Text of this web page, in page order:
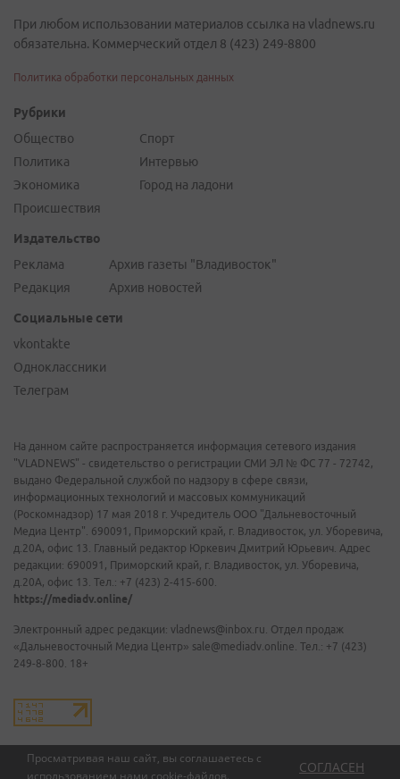
Просматривая наш сайт, вы соглашаетесь с
использованием нами cookie-файлов
СОГЛАСЕН
При любом использовании материалов ссылка на vladnews.ru
обязательна. Коммерческий отдел 8 (423) 249-8800
Политика обработки персональных данных
Рубрики
Общество
Политика
Экономика
Происшествия
Спорт
Интервью
Город на ладони
Издательство
Реклама
Редакция
Архив газеты "Владивосток"
Архив новостей
Социальные сети
vkontakte
Одноклассники
Телеграм
На данном сайте распространяется информация сетевого издания
"VLADNEWS" - свидетельство о регистрации СМИ ЭЛ № ФС 77 - 72742,
выдано Федеральной службой по надзору в сфере связи,
информационных технологий и массовых коммуникаций
(Роскомнадзор) 17 мая 2018 г. Учредитель ООО "Дальневосточный
Медиа Центр". 690091, Приморский край, г. Владивосток, ул. Уборевича,
д.20А, офис 13. Главный редактор Юркевич Дмитрий Юрьевич. Адрес
редакции: 690091, Приморский край, г. Владивосток, ул. Уборевича,
д.20А, офис 13. Тел.: +7 (423) 2-415-600.
https://mediadv.online/
Электронный адрес редакции: vladnews@inbox.ru. Отдел продаж
«Дальневосточный Медиа Центр» sale@mediadv.online. Тел.: +7 (423)
249-8-800. 18+